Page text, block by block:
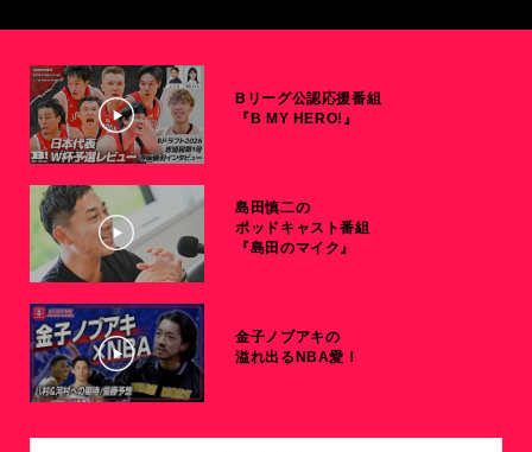
Bリーグ公認応援番組
『B MY HERO!』
島田慎二の
ポッドキャスト番組
『島田のマイク』
金子ノブアキの
溢れ出るNBA愛！